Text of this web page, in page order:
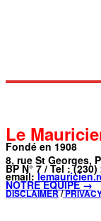
Le
Fondé en 1908
8, rue St Georges,
BP N° 7 / Tel : (230)
email:
NOTRE ÉQUIPE →
DISCLAIMER/